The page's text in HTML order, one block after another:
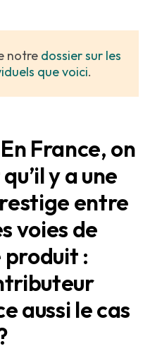
notre dossier sur les
que voici.
France, on
y a une
entre
voies de
:
aussi le cas